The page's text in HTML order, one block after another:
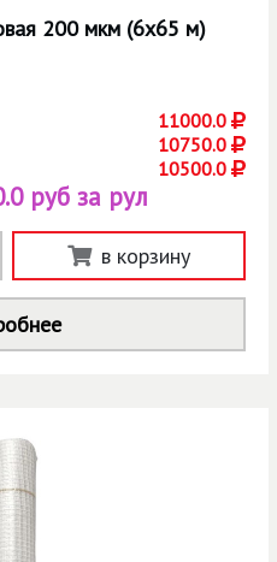
200 мкм (6х65 м)
11000.0
10750.0
10500.0
руб за рул
в корзину